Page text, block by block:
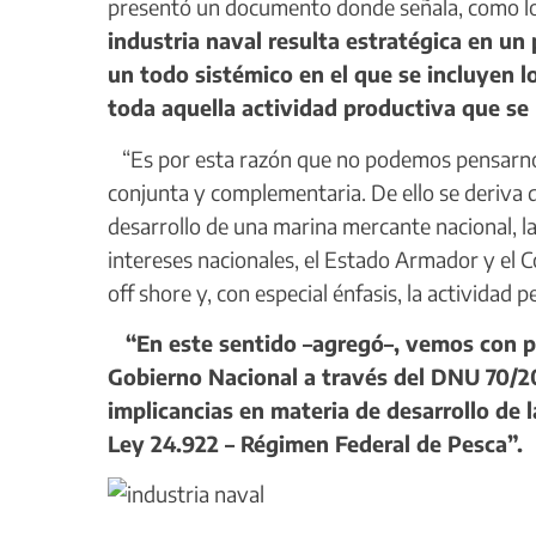
presentó un documento donde señala, como
industria naval resulta estratégica en
un todo sistémico en el que se incluyen
toda aquella actividad productiva que
“Es por esta razón que no podemos
conjunta y complementaria. De ello se deriva
desarrollo de una marina mercante nacional,
intereses nacionales, el Estado Armador y el
off shore y, con especial énfasis, la actividad
“En este sentido –agregó–, vemos con
Gobierno Nacional a través del DNU 70/
implicancias en materia de desarrollo
Ley 24.922 – Régimen Federal de Pesca”.